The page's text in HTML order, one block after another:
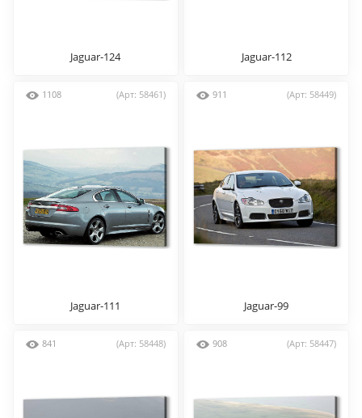
Jaguar-124 Jaguar-112
1108 (Арт: 58461)
Jaguar-111
911 (Арт: 58449)
Jaguar-99
841 (Арт: 58448) 908 (Арт: 58447)